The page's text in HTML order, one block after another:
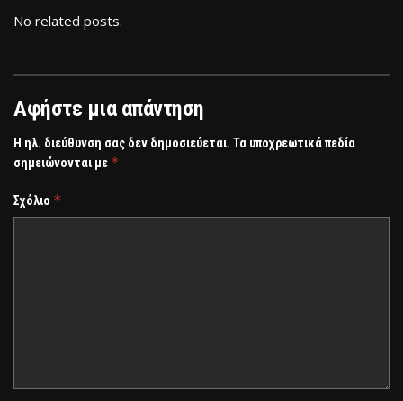
No related posts.
Αφήστε μια απάντηση
Η ηλ. διεύθυνση σας δεν δημοσιεύεται. Τα υποχρεωτικά πεδία
σημειώνονται με *
Σχόλιο *